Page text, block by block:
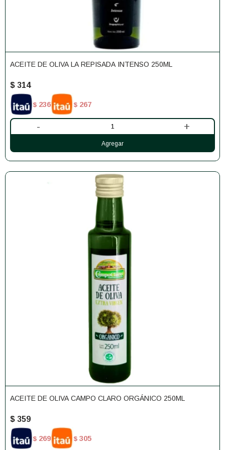
ACEITE DE OLIVA LA REPISADA INTENSO 250ML
$ 314
$ 236 $ 267
- +
ACEITE DE OLIVA CAMPO CLARO ORGÁNICO 250ML
$ 359
$ 269 $ 305